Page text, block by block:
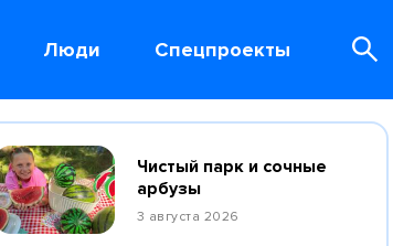
Люди Спецпроекты
Чистый парк и сочные
арбузы
3 августа 2026